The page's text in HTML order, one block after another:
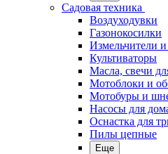
Садовая техника
Воздуходувки
Газонокосилки
Измельчители
Культиваторы
Масла, свечи
Мотоблоки и
Мотобуры и
Насосы для
Оснастка для
Пилы цепные
Еще